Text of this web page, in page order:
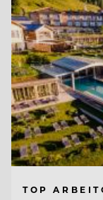
TOP